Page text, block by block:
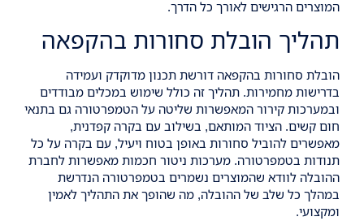
המוצרים הרגישים לאורך כל הדרך.
תהליך הובלת סחורות בהקפאה
הובלת סחורות בהקפאה דורשת תכנון מדוקדק ועמידה
בדרישות מחמירות. תהליך זה כולל שימוש במכלים מבודדים
ובמערכות קירור המאפשרות שליטה על הטמפרטורה גם בתנאי
חום קשים. הציוד המותאם, בשילוב עם בקרה קפדנית,
מאפשרים להוביל סחורות באופן בטוח ויעיל, עם בקרה על כל
תנודות בטמפרטורה. מערכות ניטור חכמות מאפשרות לחברת
ההובלה לוודא שהמוצרים נשמרים בטמפרטורה הנדרשת
במהלך כל שלב של ההובלה, מה שהופך את התהליך לאמין
ומקצועי.